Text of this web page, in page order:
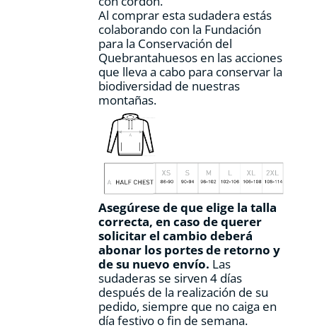
Al comprar esta sudadera estás
colaborando con la Fundación
para la Conservación del
Quebrantahuesos en las acciones
que lleva a cabo para conservar la
biodiversidad de nuestras
montañas.
Asegúrese de que elige la talla
correcta, en caso de querer
solicitar el cambio deberá
abonar los portes de retorno y
de su nuevo envío. Las
sudaderas se sirven 4 días
después de la realización de su
pedido, siempre que no caiga en
día festivo o fin de semana.